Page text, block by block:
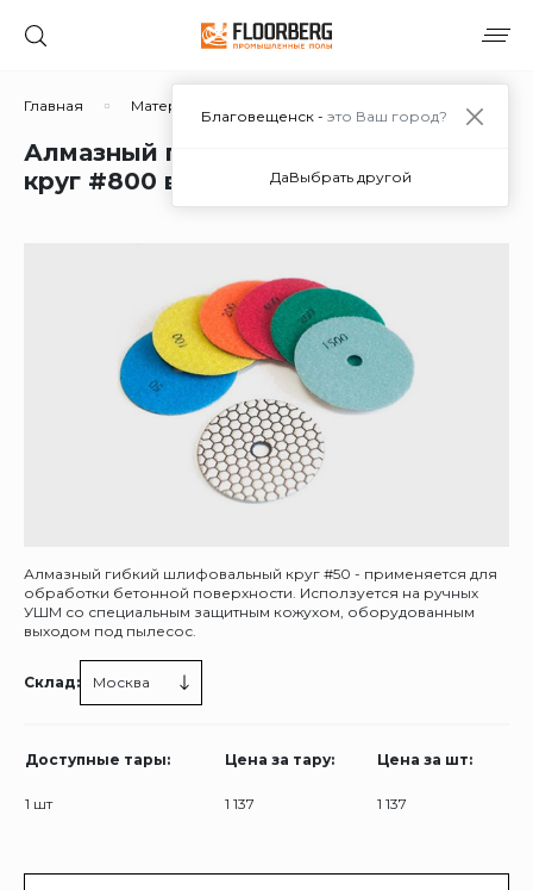
Главная Материалы Дополнительные материалы
Алмазный гибкий шлифовальный
круг #800 в Благовещенске
Алмазный гибкий шлифовальный круг #50 - применяется для
обработки бетонной поверхности. Исползуется на ручных
УШМ со специальным защитным кожухом, оборудованным
выходом под пылесос.
Склад: Москва
Доступные тары: Цена за тару: Цена за шт:
1 шт 1 137 1 137
Благовещенск - это Ваш город?
ДаВыбрать другой